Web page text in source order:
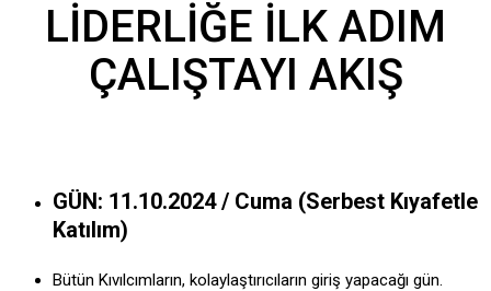
LİDERLİĞE İLK ADIM
ÇALIŞTAYI AKIŞ
GÜN: 11.10.2024 / Cuma (Serbest Kıyafetle
Katılım)
Bütün Kıvılcımların, kolaylaştırıcıların giriş yapacağı gün.